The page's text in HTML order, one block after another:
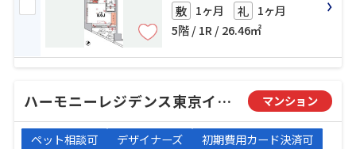
敷 1ヶ月 礼 1ヶ月
5階 / 1R / 26.46㎡
ハーモニーレジデンス東京イーストコア#002 マンション
ペット相談可 デザイナーズ 初期費用カード決済可